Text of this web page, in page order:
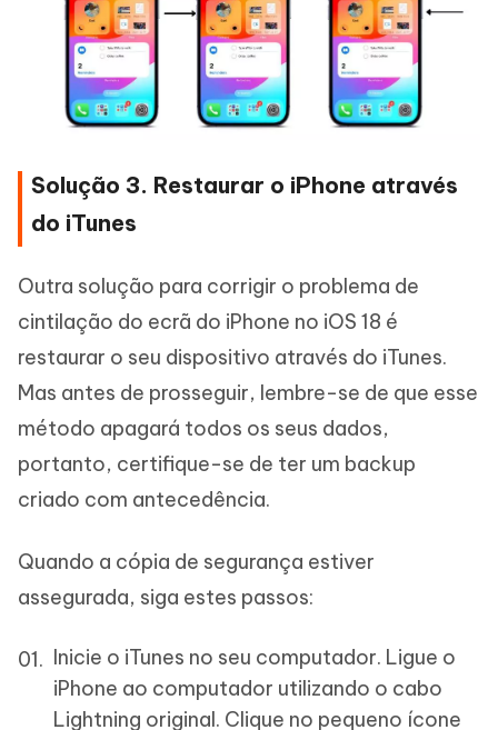
Solução 3. Restaurar o iPhone através
do iTunes
Outra solução para corrigir o problema de
cintilação do ecrã do iPhone no iOS 18 é
restaurar o seu dispositivo através do iTunes.
Mas antes de prosseguir, lembre-se de que esse
método apagará todos os seus dados,
portanto, certifique-se de ter um backup
criado com antecedência.
Quando a cópia de segurança estiver
assegurada, siga estes passos:
Inicie o iTunes no seu computador. Ligue o
iPhone ao computador utilizando o cabo
Lightning original. Clique no pequeno ícone